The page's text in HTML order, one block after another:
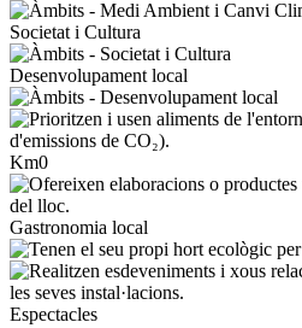
Societat i Cultura
Desenvolupament local
Km0
Gastronomia local
Espectacles